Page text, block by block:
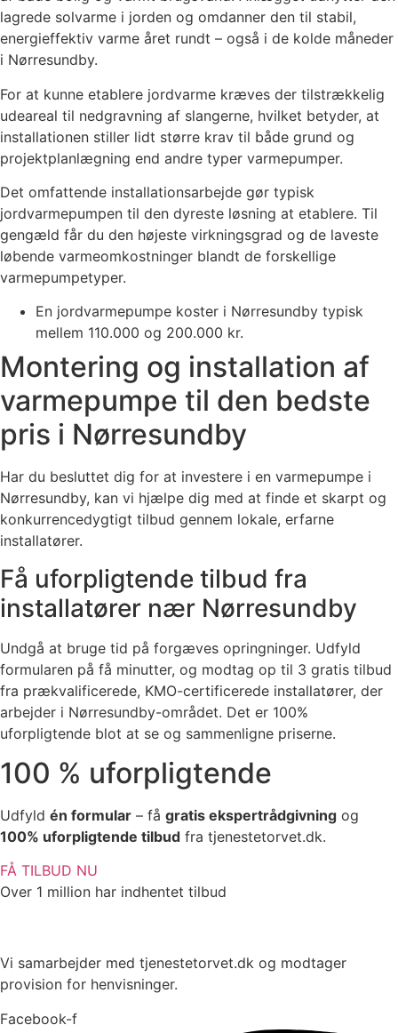
lagrede solvarme i jorden og omdanner den til stabil,
energieffektiv varme året rundt – også i de kolde måneder
i Nørresundby.
For at kunne etablere jordvarme kræves der tilstrækkelig
udeareal til nedgravning af slangerne, hvilket betyder, at
installationen stiller lidt større krav til både grund og
projektplanlægning end andre typer varmepumper.
Det omfattende installationsarbejde gør typisk
jordvarmepumpen til den dyreste løsning at etablere. Til
gengæld får du den højeste virkningsgrad og de laveste
løbende varmeomkostninger blandt de forskellige
varmepumpetyper.
En jordvarmepumpe koster i Nørresundby typisk
mellem 110.000 og 200.000 kr.
Montering og installation af
varmepumpe til den bedste
pris i Nørresundby
Har du besluttet dig for at investere i en varmepumpe i
Nørresundby, kan vi hjælpe dig med at finde et skarpt og
konkurrencedygtigt tilbud gennem lokale, erfarne
installatører.
Få uforpligtende tilbud fra
installatører nær Nørresundby
Undgå at bruge tid på forgæves opringninger. Udfyld
formularen på få minutter, og modtag op til 3 gratis tilbud
fra prækvalificerede, KMO-certificerede installatører, der
arbejder i Nørresundby-området. Det er 100%
uforpligtende blot at se og sammenligne priserne.
100 % uforpligtende
Udfyld én formular – få gratis ekspertrådgivning og
100% uforpligtende tilbud fra tjenestetorvet.dk.
FÅ TILBUD NU
Over 1 million har indhentet tilbud
Vi samarbejder med tjenestetorvet.dk og modtager
provision for henvisninger.
Facebook-f